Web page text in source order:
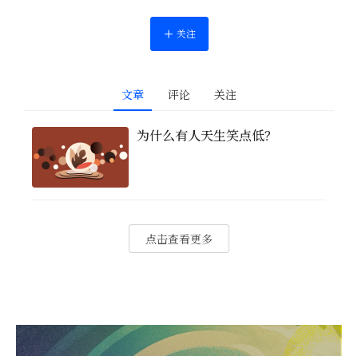
关注
文章 评论 关注
为什么有人天生笑点低？
点击查看更多